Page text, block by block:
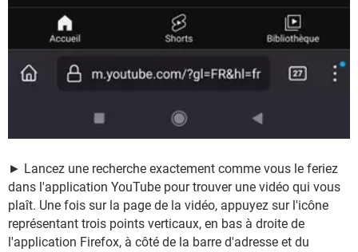
► Lancez une recherche exactement comme vous le feriez
dans l'application YouTube pour trouver une vidéo qui vous
plaît. Une fois sur la page de la vidéo, appuyez sur l'icône
représentant trois points verticaux, en bas à droite de
l'application Firefox, à côté de la barre d'adresse et du